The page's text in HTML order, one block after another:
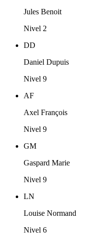
Jules Benoit
Nivel 2
DD
Daniel Dupuis
Nivel 9
AF
Axel François
Nivel 9
GM
Gaspard Marie
Nivel 9
LN
Louise Normand
Nivel 6